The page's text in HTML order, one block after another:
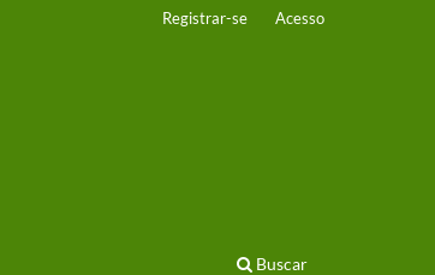
Buscar
Registrar-se Acesso